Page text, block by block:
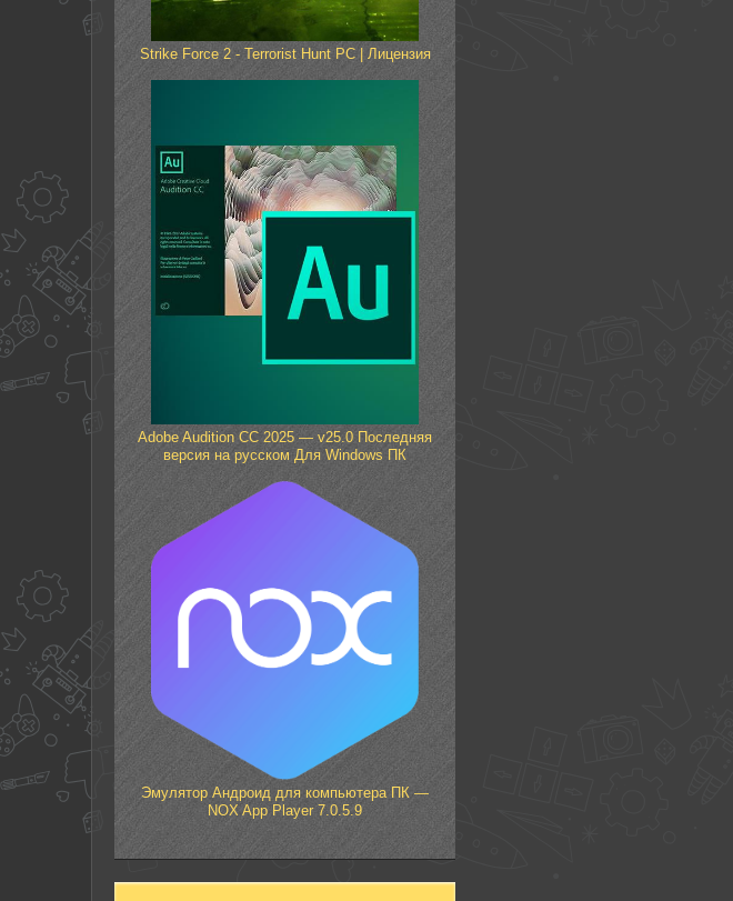
Strike Force 2 - Terrorist Hunt PC | Лицензия
Adobe Audition CC 2025 — v25.0 Последняя
версия на русском Для Windows ПК
Эмулятор Андроид для компьютера ПК —
NOX App Player 7.0.5.9